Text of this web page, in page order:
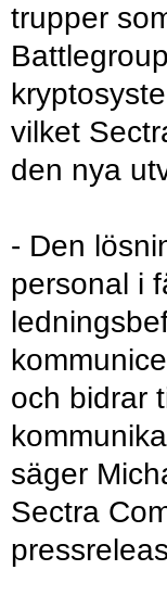
trupper
vilket
den nya
- Den
personal i
och bidrar
säger
Sectra